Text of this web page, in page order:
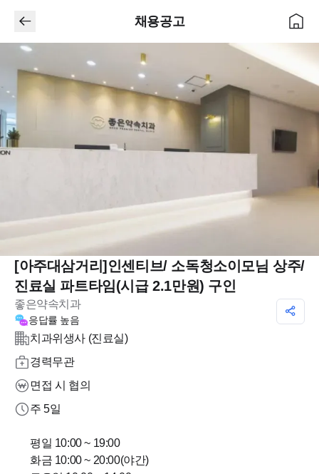
채용공고
[아주대삼거리]인센티브/ 소독청소이모님 상주/
진료실 파트타임(시급 2.1만원) 구인
좋은약속치과
응답률 높음
치과위생사 (진료실)
경력무관
면접 시 협의
주 5일
평일 10:00 ~ 19:00
화금 10:00 ~ 20:00(야간)